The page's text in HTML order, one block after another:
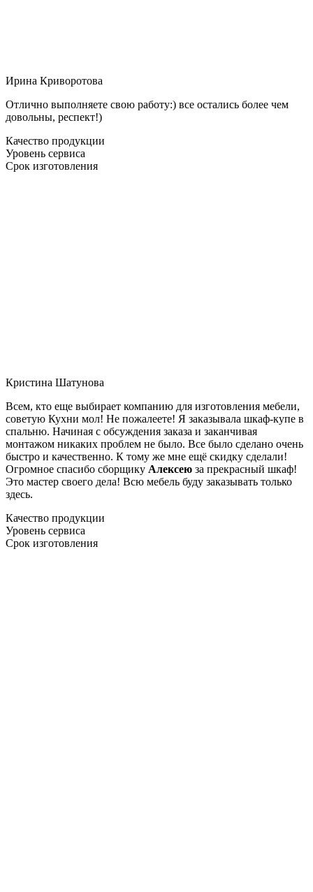
Ирина Криворотова
Отлично выполняете свою работу:) все остались более чем
довольны, респект!)
Качество продукции
Уровень сервиса
Срок изготовления
Кристина Шатунова
Всем, кто еще выбирает компанию для изготовления мебели,
советую Кухни мол! Не пожалеете! Я заказывала шкаф-купе в
спальню. Начиная с обсуждения заказа и заканчивая
монтажом никаких проблем не было. Все было сделано очень
быстро и качественно. К тому же мне ещё скидку сделали!
Огромное спасибо сборщику Алексею за прекрасный шкаф!
Это мастер своего дела! Всю мебель буду заказывать только
здесь.
Качество продукции
Уровень сервиса
Срок изготовления